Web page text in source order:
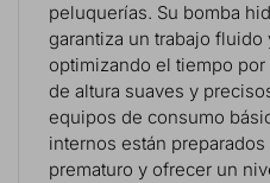
peluquerías. Su bomba
garantiza un trabajo
optimizando el tiempo
de altura suaves y
equipos de consumo
internos están
prematuro y ofrecer un